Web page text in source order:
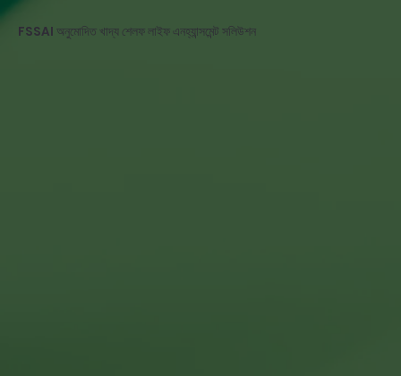
FSSAI অনুমোদিত খাদ্য শেলফ লাইফ এনহ্যান্সমেন্ট সলিউশন